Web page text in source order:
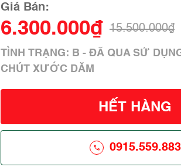
Giá Bán:
6.300.000₫ 15.500.000₫
TÌNH TRẠNG: B - ĐÃ QUA SỬ
CHÚT XƯỚC DĂM
HẾT HÀNG
0915.559.883